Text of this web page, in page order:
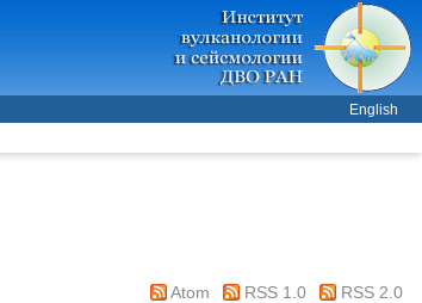
English
Atom RSS 1.0 RSS 2.0